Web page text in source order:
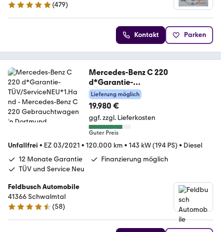
4.9 Sterne
(479)
Kontakt Parken
Mercedes-Benz C 220
d*Garantie-
TÜV/ServiceNEU*1.Hand
Lieferung möglich
19.980 €
ggf. zzgl. Lieferkosten
Guter Preis
Unfallfrei • EZ 03/2021 • 120.000 km • 143 kW (194 PS) • Diesel
12 Monate Garantie
Finanzierung möglich
TÜV und Service Neu
Feldbusch Automobile
41366 Schwalmtal
4.5 Sterne
(58)